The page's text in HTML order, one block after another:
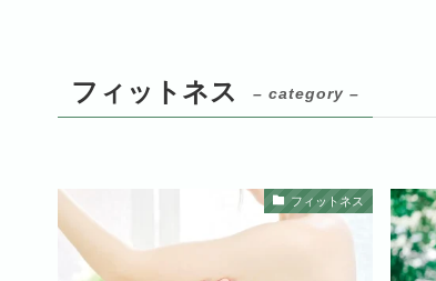
フィットネス – category –
フィットネス